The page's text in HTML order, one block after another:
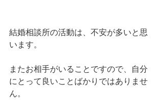
結婚相談所の活動は、不安が多いと思
います。
またお相手がいることですので、自分
にとって良いことばかりではありませ
ん。